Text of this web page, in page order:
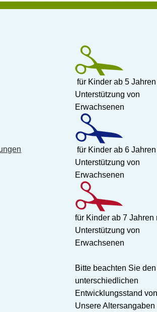
für Kinder ab 5
Unterstützung von
Erwachsenen
für Kinder ab 6
Unterstützung von
Erwachsenen
für Kinder ab 7 Jahren
Unterstützung von
Erwachsenen
Bitte beachten Sie den
unterschiedlichen
Entwicklungsstand
Unsere Altersangaben